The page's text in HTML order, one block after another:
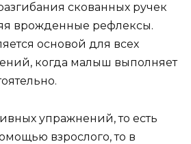
скованных ручек
врожденные рефлексы.
основой для всех
когда малыш выполняет
упражнений, то есть
взрослого, то в